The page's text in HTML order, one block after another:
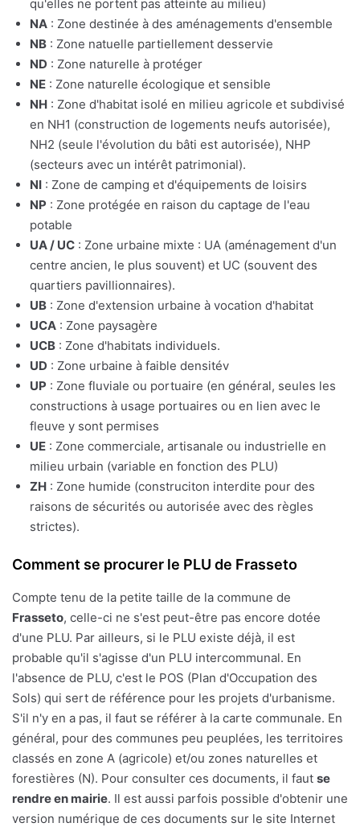
qu'elles ne portent pas atteinte au milieu)
NA : Zone destinée à des aménagements d'ensemble
NB : Zone natuelle partiellement desservie
ND : Zone naturelle à protéger
NE : Zone naturelle écologique et sensible
NH : Zone d'habitat isolé en milieu agricole et subdivisé
en NH1 (construction de logements neufs autorisée),
NH2 (seule l'évolution du bâti est autorisée), NHP
(secteurs avec un intérêt patrimonial).
NI : Zone de camping et d'équipements de loisirs
NP : Zone protégée en raison du captage de l'eau
potable
UA / UC : Zone urbaine mixte : UA (aménagement d'un
centre ancien, le plus souvent) et UC (souvent des
quartiers pavillionnaires).
UB : Zone d'extension urbaine à vocation d'habitat
UCA : Zone paysagère
UCB : Zone d'habitats individuels.
UD : Zone urbaine à faible densitév
UP : Zone fluviale ou portuaire (en général, seules les
constructions à usage portuaires ou en lien avec le
fleuve y sont permises
UE : Zone commerciale, artisanale ou industrielle en
milieu urbain (variable en fonction des PLU)
ZH : Zone humide (construciton interdite pour des
raisons de sécurités ou autorisée avec des règles
strictes).
Comment se procurer le PLU de Frasseto
Compte tenu de la petite taille de la commune de
Frasseto, celle-ci ne s'est peut-être pas encore dotée
d'une PLU. Par ailleurs, si le PLU existe déjà, il est
probable qu'il s'agisse d'un PLU intercommunal. En
l'absence de PLU, c'est le POS (Plan d'Occupation des
Sols) qui sert de référence pour les projets d'urbanisme.
S'il n'y en a pas, il faut se référer à la carte communale. En
général, pour des communes peu peuplées, les territoires
classés en zone A (agricole) et/ou zones naturelles et
forestières (N). Pour consulter ces documents, il faut se
rendre en mairie. Il est aussi parfois possible d'obtenir une
version numérique de ces documents sur le site Internet